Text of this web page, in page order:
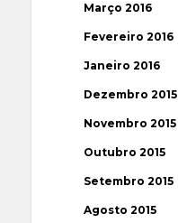
Março 2016
Fevereiro 2016
Janeiro 2016
Dezembro 2015
Novembro 2015
Outubro 2015
Setembro 2015
Agosto 2015